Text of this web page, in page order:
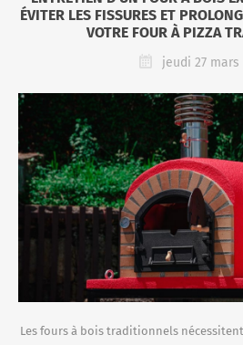
ÉVITER LES FISSURES ET
VOTRE FOUR À PIZZA
jeudi 27 mars
Les fours à bois traditionnels